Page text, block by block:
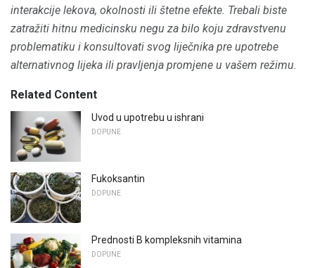
interakcije lekova, okolnosti ili štetne efekte. Trebali biste
zatražiti hitnu medicinsku negu za bilo koju zdravstvenu
problematiku i konsultovati svog liječnika pre upotrebe
alternativnog lijeka ili pravljenja promjene u vašem režimu.
Related Content
Uvod u upotrebu u ishrani
DOPUNE
Fukoksantin
DOPUNE
Prednosti B kompleksnih vitamina
DOPUNE